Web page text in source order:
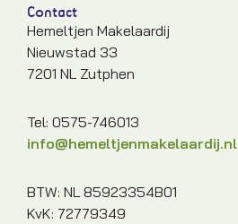
Contact
Hemeltjen Makelaardij
Nieuwstad 33
7201 NL Zutphen
Tel: 0575-746013
info@hemeltjenmakelaardij.nl
BTW: NL 85923354B01
KvK: 72779349